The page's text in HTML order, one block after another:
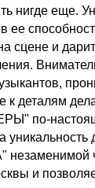
нигде еще.
ее
сцене и
к деталям
по-
и